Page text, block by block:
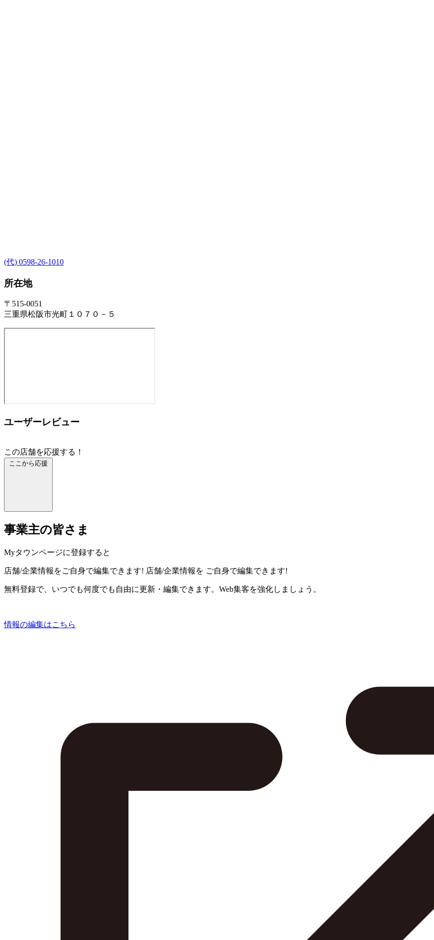
(代) 0598-26-1010
所在地
〒515-0051
三重県松阪市光町１０７０－５
ユーザーレビュー
この店舗を応援する！
ここから応援
事業主の皆さま
Myタウンページに登録すると
店舗/企業情報をご自身で編集できます! 店舗/企業情報を ご自身で編集できます!
無料登録で、いつでも何度でも自由に更新・編集できます。Web集客を強化しましょう。
情報の編集はこちら